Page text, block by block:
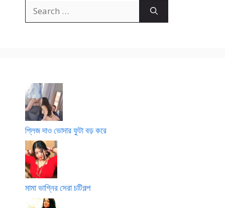
for:
প্লিজ দাও ভোদার ফুটা বড় করে
মামা ভাগ্নির সেরা চটিগল্প